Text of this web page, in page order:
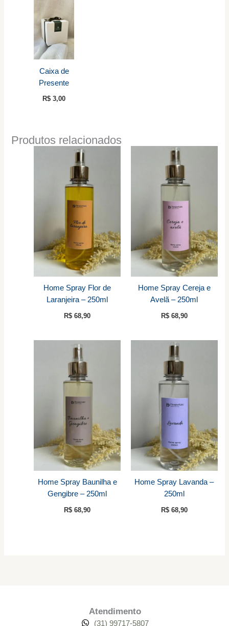
Caixa de
Presente
R$ 3,00
Produtos relacionados
Home Spray Flor de
Laranjeira – 250ml
R$ 68,90
Home Spray Cereja e
Avelã – 250ml
R$68,90
Home Spray Baunilha e
Gengibre – 250ml
R$ 68,90
Home Spray Lavanda –
250ml
R$68,90
Atendimento
(31) 99717-5807